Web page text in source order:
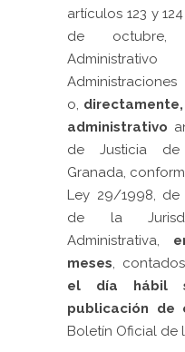
artículos 123 y
de octubre,
o,
administrativo
de Justicia
Granada,
Ley 29/1998,
de la
Administrativa,
meses,
el día hábil
publicación de
Boletín Oficial de